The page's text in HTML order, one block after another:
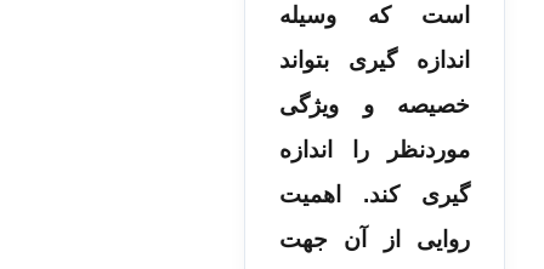
است که وسیله
اندازه گیری بتواند
خصیصه و ویژگی
موردنظر را اندازه
گیری کند. اهمیت
روایی از آن جهت